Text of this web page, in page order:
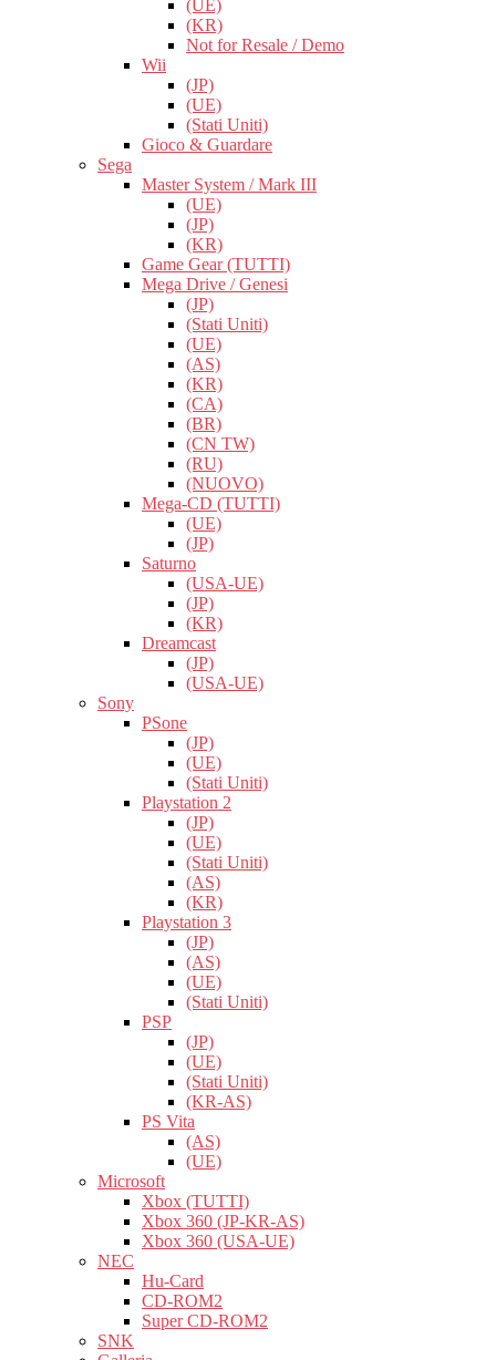
(UE)
(KR)
Not for Resale / Demo
Wii
(JP)
(UE)
(Stati Uniti)
Gioco & Guardare
Sega
Master System / Mark III
(UE)
(JP)
(KR)
Game Gear (TUTTI)
Mega Drive / Genesi
(JP)
(Stati Uniti)
(UE)
(AS)
(KR)
(CA)
(BR)
(CN TW)
(RU)
(NUOVO)
Mega-CD (TUTTI)
(UE)
(JP)
Saturno
(USA-UE)
(JP)
(KR)
Dreamcast
(JP)
(USA-UE)
Sony
PSone
(JP)
(UE)
(Stati Uniti)
Playstation 2
(JP)
(UE)
(Stati Uniti)
(AS)
(KR)
Playstation 3
(JP)
(AS)
(UE)
(Stati Uniti)
PSP
(JP)
(UE)
(Stati Uniti)
(KR-AS)
PS Vita
(AS)
(UE)
Microsoft
Xbox (TUTTI)
Xbox 360 (JP-KR-AS)
Xbox 360 (USA-UE)
NEC
Hu-Card
CD-ROM2
Super CD-ROM2
SNK